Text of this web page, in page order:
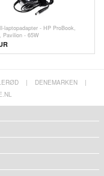
laptopadapter - HP ProBook,
Pavilion - 65W
| DENEMARKEN
|